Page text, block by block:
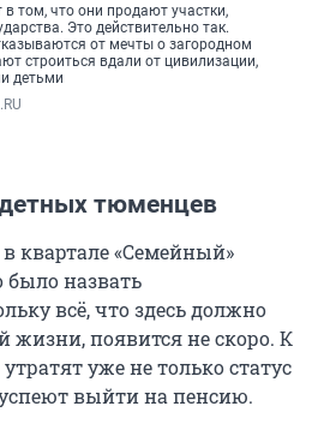
том, что они продают участки,
Это действительно так.
от мечты о загородном
строиться вдали от цивилизации,
детьми
тюменцев
квартале «Семейный»
было назвать
всё, что здесь должно
жизни, появится не скоро. К
уже не только статус
выйти на пенсию.